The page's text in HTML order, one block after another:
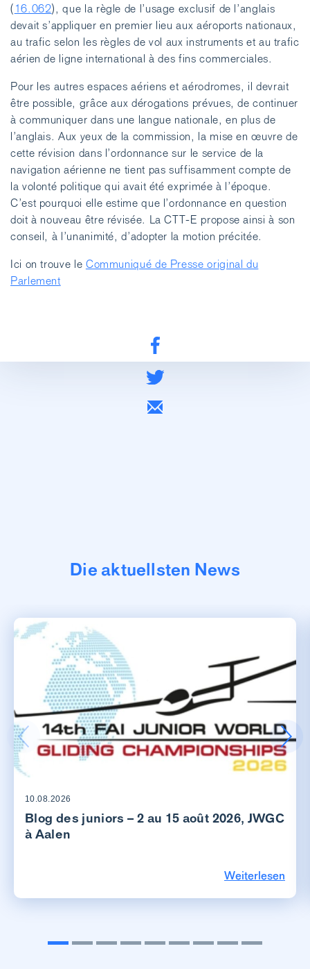
(16.062), que la règle de l’usage exclusif de l’anglais
devait s’appliquer en premier lieu aux aéroports nationaux,
au trafic selon les règles de vol aux instruments et au trafic
aérien de ligne international à des fins commerciales.
Pour les autres espaces aériens et aérodromes, il devrait
être possible, grâce aux dérogations prévues, de continuer
à communiquer dans une langue nationale, en plus de
l’anglais. Aux yeux de la commission, la mise en œuvre de
cette révision dans l’ordonnance sur le service de la
navigation aérienne ne tient pas suffisamment compte de
la volonté politique qui avait été exprimée à l’époque.
C’est pourquoi elle estime que l’ordonnance en question
doit à nouveau être révisée. La CTT-E propose ainsi à son
conseil, à l’unanimité, d’adopter la motion précitée.
Ici on trouve le Communiqué de Presse original du
Parlement
Die aktuellsten News
10.08.2026
Blog des juniors – 2 au 15 août 2026, JWGC
à Aalen
Weiterlesen